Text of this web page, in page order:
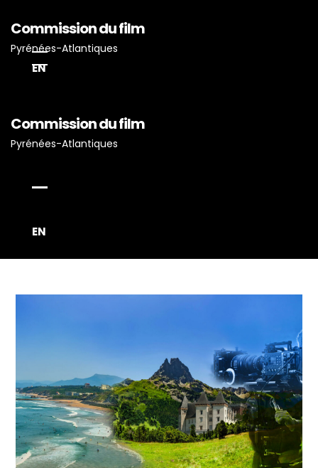
Commission du film
Pyrénées-Atlantiques
EN
Commission du film
Pyrénées-Atlantiques
EN
Accueil